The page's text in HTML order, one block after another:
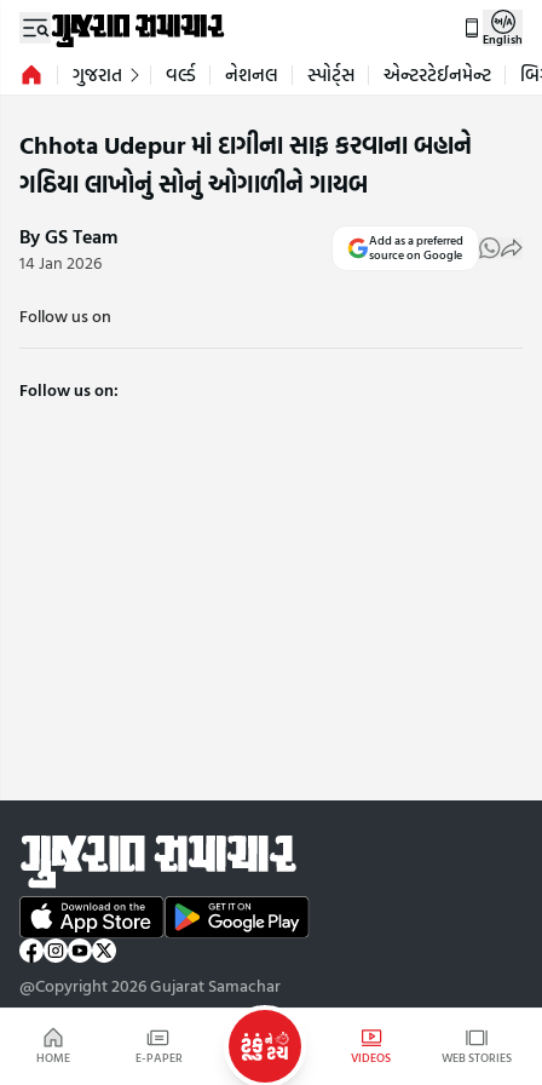
HOME E-PAPER VIDEOS WEB STORIES
English
ગુજરાત વર્લ્ડ નેશનલ સ્પોર્ટ્સ એન્ટરટેઈનમેન્ટ
Chhota Udepur માં દાગીના સાફ કરવાના બહાને
ગઠિયા લાખોનું સોનું ઓગાળીને ગાયબ
By GS Team
14 Jan 2026
Add as a preferred
source on Google
Follow us on
Follow us on:
@Copyright 2026 Gujarat Samachar